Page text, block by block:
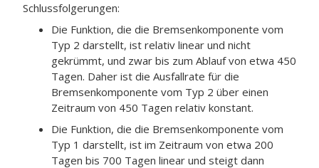
Schlussfolgerungen:
Die Funktion, die die Bremsenkomponente vom
Typ 2 darstellt, ist relativ linear und nicht
gekrümmt, und zwar bis zum Ablauf von etwa 450
Tagen. Daher ist die Ausfallrate für die
Bremsenkomponente vom Typ 2 über einen
Zeitraum von 450 Tagen relativ konstant.
Die Funktion, die die Bremsenkomponente vom
Typ 1 darstellt, ist im Zeitraum von etwa 200
Tagen bis 700 Tagen linear und steigt dann